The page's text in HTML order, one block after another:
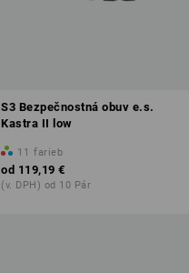
S3 Bezpečnostná obuv e.s.
Kastra II low
11 farieb
od 119,19 €
(v. DPH) od 10 Pár